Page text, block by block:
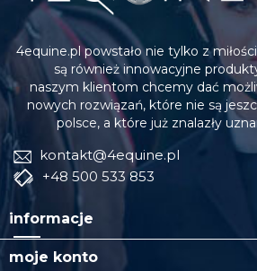
4equine.pl powstało nie tylko z
są również innowacyjne
naszym klientom chcemy dać
nowych rozwiązań, które nie są
polsce, a które już znalazły
kontakt@4equine.pl
+48 500 533 853
informacje
moje konto